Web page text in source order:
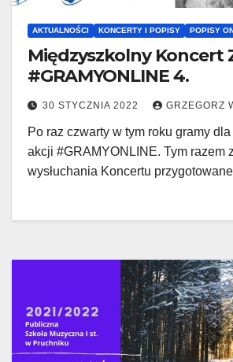
AKTUALNOŚCI KONCERTY I POPISY POPISY
Międzyszkolny Koncert
#GRAMYONLINE 4.
30 STYCZNIA 2022 GRZEGORZ
Po raz czwarty w tym roku gramy
akcji #GRAMYONLINE. Tym razem
wysłuchania Koncertu